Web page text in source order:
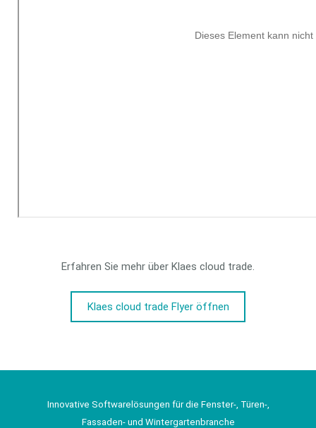
Erfahren Sie mehr über Klaes cloud trade.
Klaes cloud trade Flyer öffnen
Innovative Softwarelösungen für die Fenster-, Türen-,
Fassaden- und Wintergartenbranche